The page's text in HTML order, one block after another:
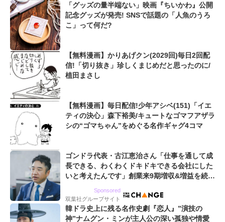
「グッズの量半端ない」映画『ちいかわ』公開
記念グッズが発売! SNSで話題の「人魚のうろ
こ」って何だ?
【無料漫画】かりあげクン(2029回)毎日2回配
信!「切り抜き」珍しくまじめだと思ったのに/
植田まさし
【無料漫画】毎日配信!少年アシベ(151)「イエ
ティの決心」森下裕美/キュートなゴマフアザラ
シの“ゴマちゃん”をめぐる名作ギャグ4コマ
ゴンドラ代表・古江恵治さん「仕事を通して成
長できる、わくわくドキドキできる会社にした
いと考えたんです」創業来9期増収&増益を続け
Sponsored
双葉社グループサイト
韓ドラ史上に残る名作史劇『恋人』”演技の
神”ナムグン・ミンが主人公の深い孤独や情愛